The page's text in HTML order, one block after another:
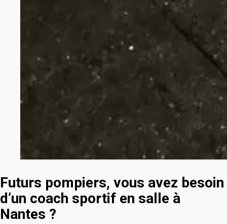
Futurs pompiers, vous avez besoin
d’un coach sportif en salle à
Nantes ?